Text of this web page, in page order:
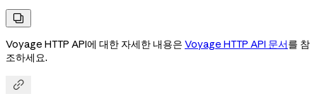

Voyage HTTP API에 대한 자세한 내용은 Voyage HTTP API 문서를 참
조하세요.
